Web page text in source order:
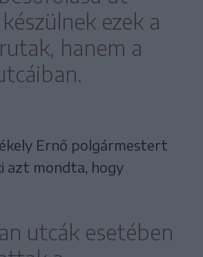
ezek a
hanem a
Ernő polgármestert
azt mondta, hogy
utcák esetében